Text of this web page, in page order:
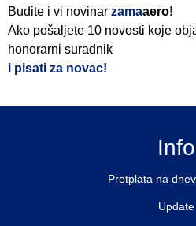
Budite i vi novinar zamaaero!
Ako pošaljete 10 novosti koje
honorarni suradnik
i pisati za novac!
Info
Pretplata na
Update